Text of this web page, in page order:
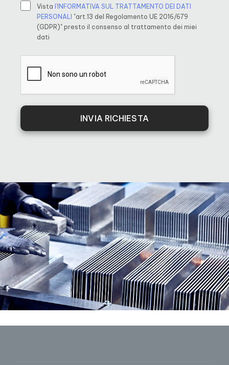
Vista l’INFORMATIVA SUL TRATTAMENTO DEI DATI
PERSONALI
"art.13 del Regolamento UE 2016/679
(GDPR)" presto il consenso al trattamento dei miei
dati
INVIA RICHIESTA